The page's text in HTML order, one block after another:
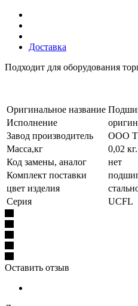
Доставка
Подходит для оборудования
Оригинальное название
Исполнение
Завод производитель
ООО
Масса,кг
0,02 кг.
Код замены, аналог
нет
Комплект поставки
цвет изделия
Серия
UCFL
Оставить отзыв